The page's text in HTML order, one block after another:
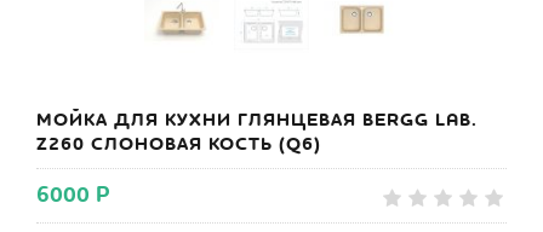
МОЙКА ДЛЯ КУХНИ ГЛЯНЦЕВАЯ BERGG LAB.
Z260 СЛОНОВАЯ КОСТЬ (Q6)
6000 Р